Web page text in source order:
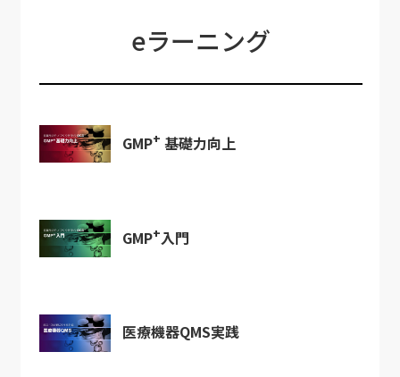
eラーニング
GMP+ 基礎力向上
GMP+入門
医療機器QMS実践